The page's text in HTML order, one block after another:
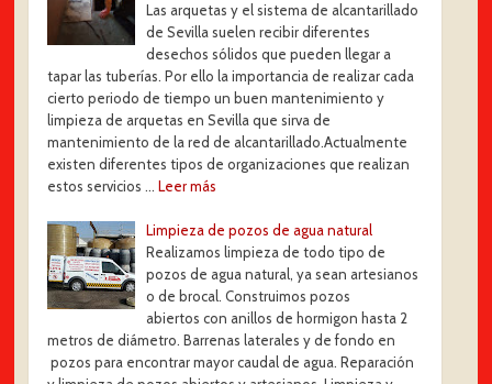
Las arquetas y el sistema de alcantarillado
de Sevilla suelen recibir diferentes
desechos sólidos que pueden llegar a
tapar las tuberías. Por ello la importancia de realizar cada
cierto periodo de tiempo un buen mantenimiento y
limpieza de arquetas en Sevilla que sirva de
mantenimiento de la red de alcantarillado.Actualmente
existen diferentes tipos de organizaciones que realizan
estos servicios … Leer más
Limpieza de pozos de agua natural
Realizamos limpieza de todo tipo de
pozos de agua natural, ya sean artesianos
o de brocal. Construimos pozos
abiertos con anillos de hormigon hasta 2
metros de diámetro. Barrenas laterales y de fondo en
pozos para encontrar mayor caudal de agua. Reparación